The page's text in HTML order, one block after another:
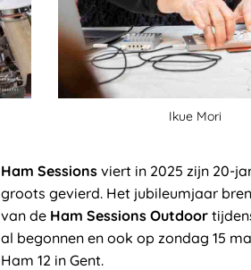
Ikue Mori
Ham Sessions viert in 2025 zijn 20-
groots gevierd. Het jubileumjaar
van de Ham Sessions Outdoor
al begonnen en ook op zondag 15
Ham 12 in Gent.